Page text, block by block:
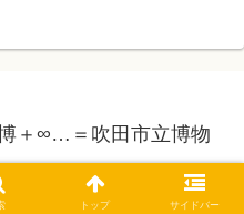
＋∞…＝吹田市立博物
＋∞…＝吹田市立博物館！.
トップ サイドバー